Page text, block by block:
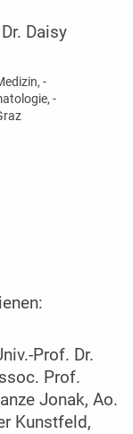
Daisy
Prof. Dr.
Prof.
Jonak, Ao.
Kunstfeld,